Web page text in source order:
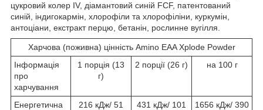
цукровий колер IV, діамантовий синій FCF, патентований
синій, індигокармін, хлорофіли та хлорофіліни, куркумін,
антоціани, екстракт перцю, бетанін, рослинне вугілля.
Харчова (поживна) цінність Amino EAA Xplode Powder
Інформація
про
харчування
1 порція (13
г)
2 порції (26 г) на 100 г
Енергетична 216 кДж/ 51 431 кДж/ 101 1656 кДж/ 390